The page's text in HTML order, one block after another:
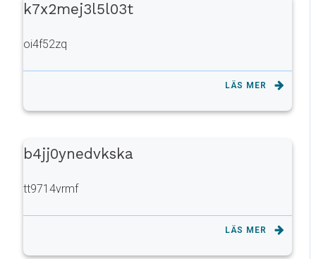
k7x2mej3l5l03t
oi4f52zq
LÄS MER
b4jj0ynedvkska
tt9714vrmf
LÄS MER